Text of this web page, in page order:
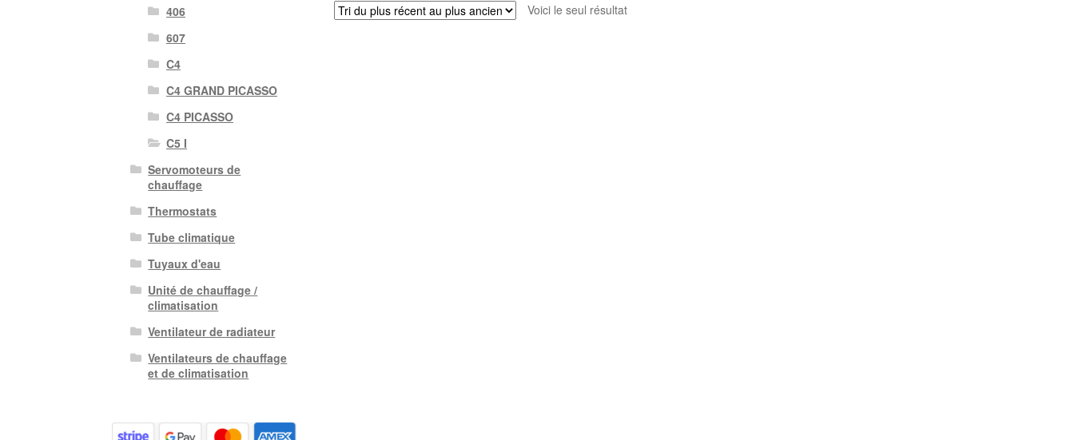
Voici le seul résultat
406
607
C4
C4 GRAND PICASSO
C4 PICASSO
C5 I
Servomoteurs de
chauffage
Thermostats
Tube climatique
Tuyaux d'eau
Unité de chauffage /
climatisation
Ventilateur de radiateur
Ventilateurs de chauffage
et de climatisation